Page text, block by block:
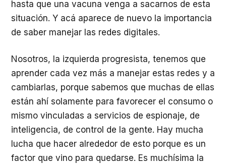
hasta que una vacuna venga a sacarnos de esta
situación. Y acá aparece de nuevo la importancia
de saber manejar las redes digitales.
Nosotros, la izquierda progresista, tenemos que
aprender cada vez más a manejar estas redes y a
cambiarlas, porque sabemos que muchas de ellas
están ahí solamente para favorecer el consumo o
mismo vinculadas a servicios de espionaje, de
inteligencia, de control de la gente. Hay mucha
lucha que hacer alrededor de esto porque es un
factor que vino para quedarse. Es muchísima la